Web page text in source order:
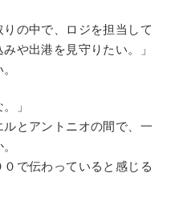
の中で、ロジを担当して
や出港を見守りたい。」
」
とアントニオの間で、一
で伝わっていると感じる